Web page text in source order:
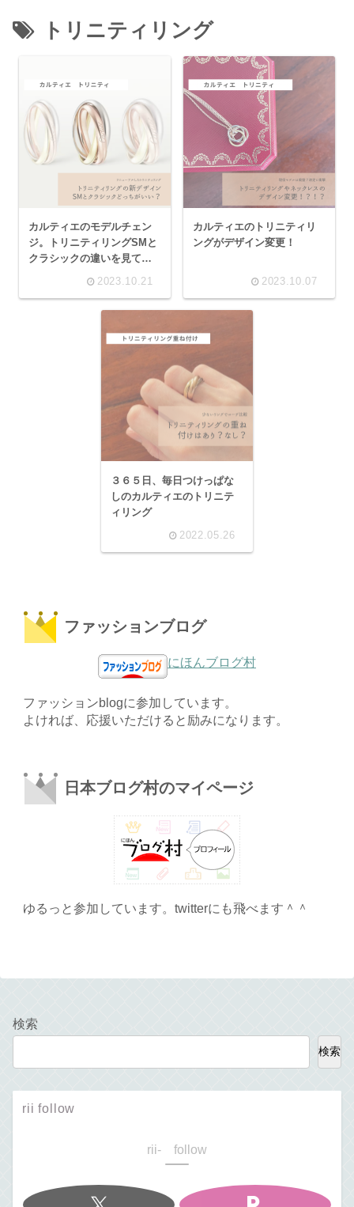
トリニティリング
カルティエのモデルチェン
ジ。トリニティリングSMと
クラシックの違いを見てき
2023.10.21
カルティエのトリニティリ
ングがデザイン変更！
2023.10.07
３６５日、毎日つけっぱな
しのカルティエのトリニテ
ィリング
2022.05.26
ファッションブログ
にほんブログ村
ファッションblogに参加しています。
よければ、応援いただけると励みになります。
日本ブログ村のマイページ
ゆるっと参加しています。twitterにも飛べます＾＾
検索
検索
rii follow
rii- follow